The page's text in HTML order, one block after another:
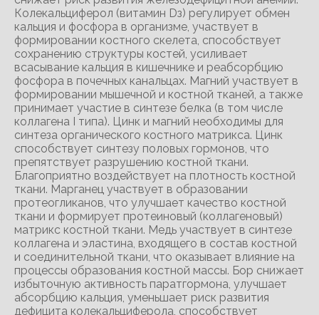
Колекальциферол (витамин Dз) регулирует обмен
кальция и фосфора в организме, участвует в
формировании костного скелета, способствует
сохранению структуры костей, усиливает
всасывание кальция в кишечнике и реабсорбцию
фосфора в почечных канальцах. Магний участвует в
формировании мышечной и костной тканей, а также
принимает участие в синтезе белка (в том числе
коллагена I типа). Цинк и магний необходимы для
синтеза органического костного матрикса. Цинк
способствует синтезу половых гормонов, что
препятствует разрушению костной ткани.
Благоприятно воздействует на плотность костной
ткани. Марганец участвует в образовании
протеогликанов, что улучшает качество костной
ткани и формирует протеиновый (коллагеновый)
матрикс костной ткани. Медь участвует в синтезе
коллагена и эластина, входящего в состав костной
и соединительной ткани, что оказывает влияние на
процессы образования костной массы. Бор снижает
избыточную активность паратгормона, улучшает
абсорбцию кальция, уменьшает риск развития
дефицита колекальциферола, способствует